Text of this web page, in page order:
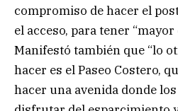
compromiso de hacer el
el acceso, para tener
Manifestó también que “lo
hacer es el Paseo Costero,
hacer una avenida donde